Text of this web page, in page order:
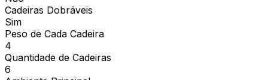
Cadeiras Dobráveis
Sim
Peso de Cada Cadeira
4
Quantidade de Cadeiras
6